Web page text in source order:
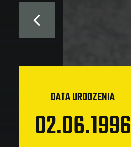
DATA URODZENIA
02.06.1996